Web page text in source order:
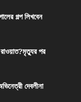
গল্প লিখবেন
পর
দেবলীনা